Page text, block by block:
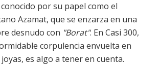
por su papel como el
Azamat, que se enzarza en una
desnudo con "Borat". En Casi 300,
corpulencia envuelta en
es algo a tener en cuenta.